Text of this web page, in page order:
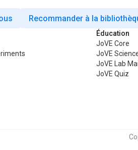
Recommander à la
Éducation
JoVE Core
JoVE
JoVE Lab
JoVE Quiz